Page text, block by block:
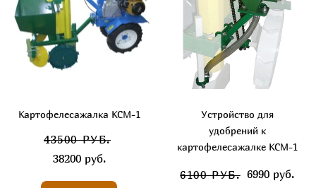
Картофелесажалка КСМ-1
43500 РУБ.
38200 руб.
Устройство для
удобрений к
картофелесажалке КСМ-1
6100 РУБ. 6990 руб.